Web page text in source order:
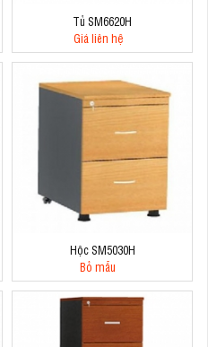
Tủ SM6620H
Giá liên hệ
Hộc SM5030H
Bỏ mẫu